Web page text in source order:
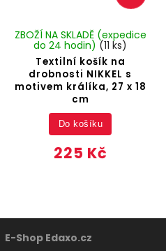
Textilní košík na
drobnosti NIKKEL s
motivem králíka, 27 x 18
cm
ZBOŽÍ NA SKLADĚ (expedice
do 24 hodin) (11 ks)
225 Kč
Do košíku
E-Shop Edaxo.cz